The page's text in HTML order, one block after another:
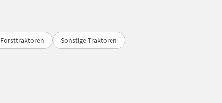
Forsttraktoren Sonstige Traktoren